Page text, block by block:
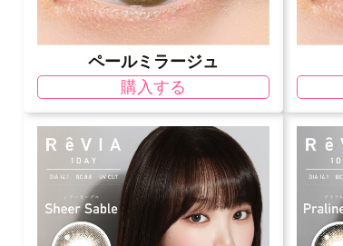
ペールミラージュ
購入する